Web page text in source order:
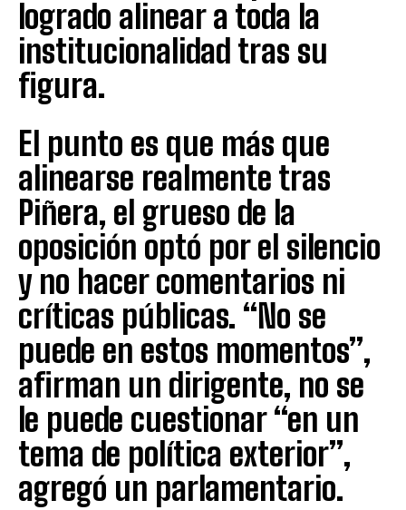
logrado alinear a toda la
institucionalidad tras su
figura.
El punto es que más que
alinearse realmente tras
Piñera, el grueso de la
oposición optó por el silencio
y no hacer comentarios ni
críticas públicas. “No se
puede en estos momentos”,
afirman un dirigente, no se
le puede cuestionar “en un
tema de política exterior”,
agregó un parlamentario.